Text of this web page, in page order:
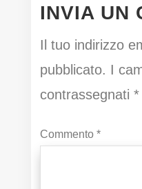
INVIA UN
Il tuo indirizzo
pubblicato. I
contrassegnati*
Commento*